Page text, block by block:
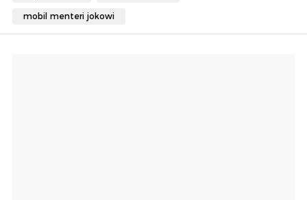
mobil menteri jokowi